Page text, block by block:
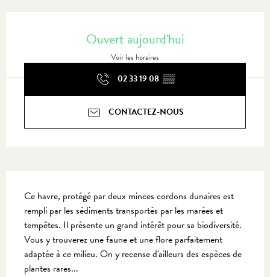
Ouvert aujourd'hui
Voir les horaires
02 33 19 08 ▒▒
CONTACTEZ-NOUS
Ce havre, protégé par deux minces cordons dunaires est
rempli par les sédiments transportés par les marées et
tempêtes. Il présente un grand intérêt pour sa biodiversité.
Vous y trouverez une faune et une flore parfaitement
adaptée à ce milieu. On y recense d'ailleurs des espèces de
plantes rares...